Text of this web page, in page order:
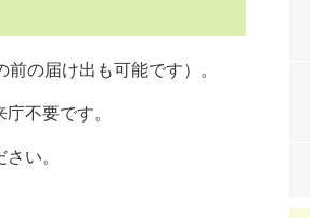
の届け出も可能です）。
不要です。
い。